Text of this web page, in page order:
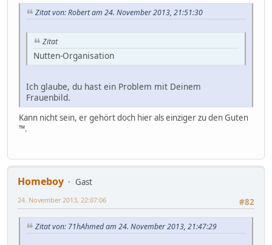
Zitat von: Robert am 24. November 2013, 21:51:30
Zitat
Nutten-Organisation
Ich glaube, du hast ein Problem mit Deinem
Frauenbild.
Kann nicht sein, er gehört doch hier als einziger zu den Guten
™.
Homeboy
Gast
#82
24. November 2013, 22:07:06
Zitat von: 71hAhmed am 24. November 2013, 21:47:29